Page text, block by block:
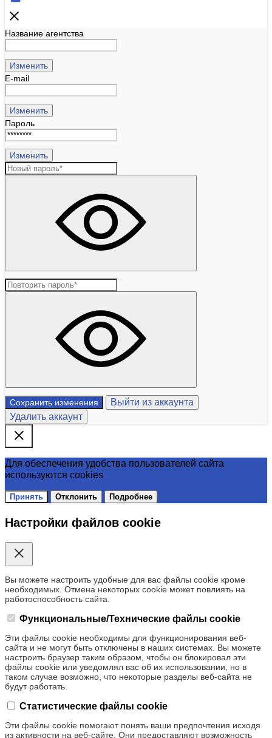
Название агентства
Изменить
E-mail
Изменить
Пароль
Изменить
Сохранить изменения
Выйти из аккаунта
Удалить аккаунт
Для обеспечения удобства пользователей сайта
используются cookies
Принять Отклонить Подробнее
Настройки файлов cookie
Вы можете настроить удобные для вас файлы cookie кроме
необходимых. Отмена некоторых cookie может повлиять на
работоспособность сайта.
Функциональные/Технические файлы cookie
Эти файлы cookie необходимы для функционирования веб-
сайта и не могут быть отключены в наших системах. Вы можете
настроить браузер таким образом, чтобы он блокировал эти
файлы cookie или уведомлял вас об их использовании, но в
таком случае возможно, что некоторые разделы веб-сайта не
будут работать.
Статистические файлы cookie
Эти файлы cookie помогают понять ваши предпочтения исходя
из активности на веб-сайте. Они предоставляют возможность